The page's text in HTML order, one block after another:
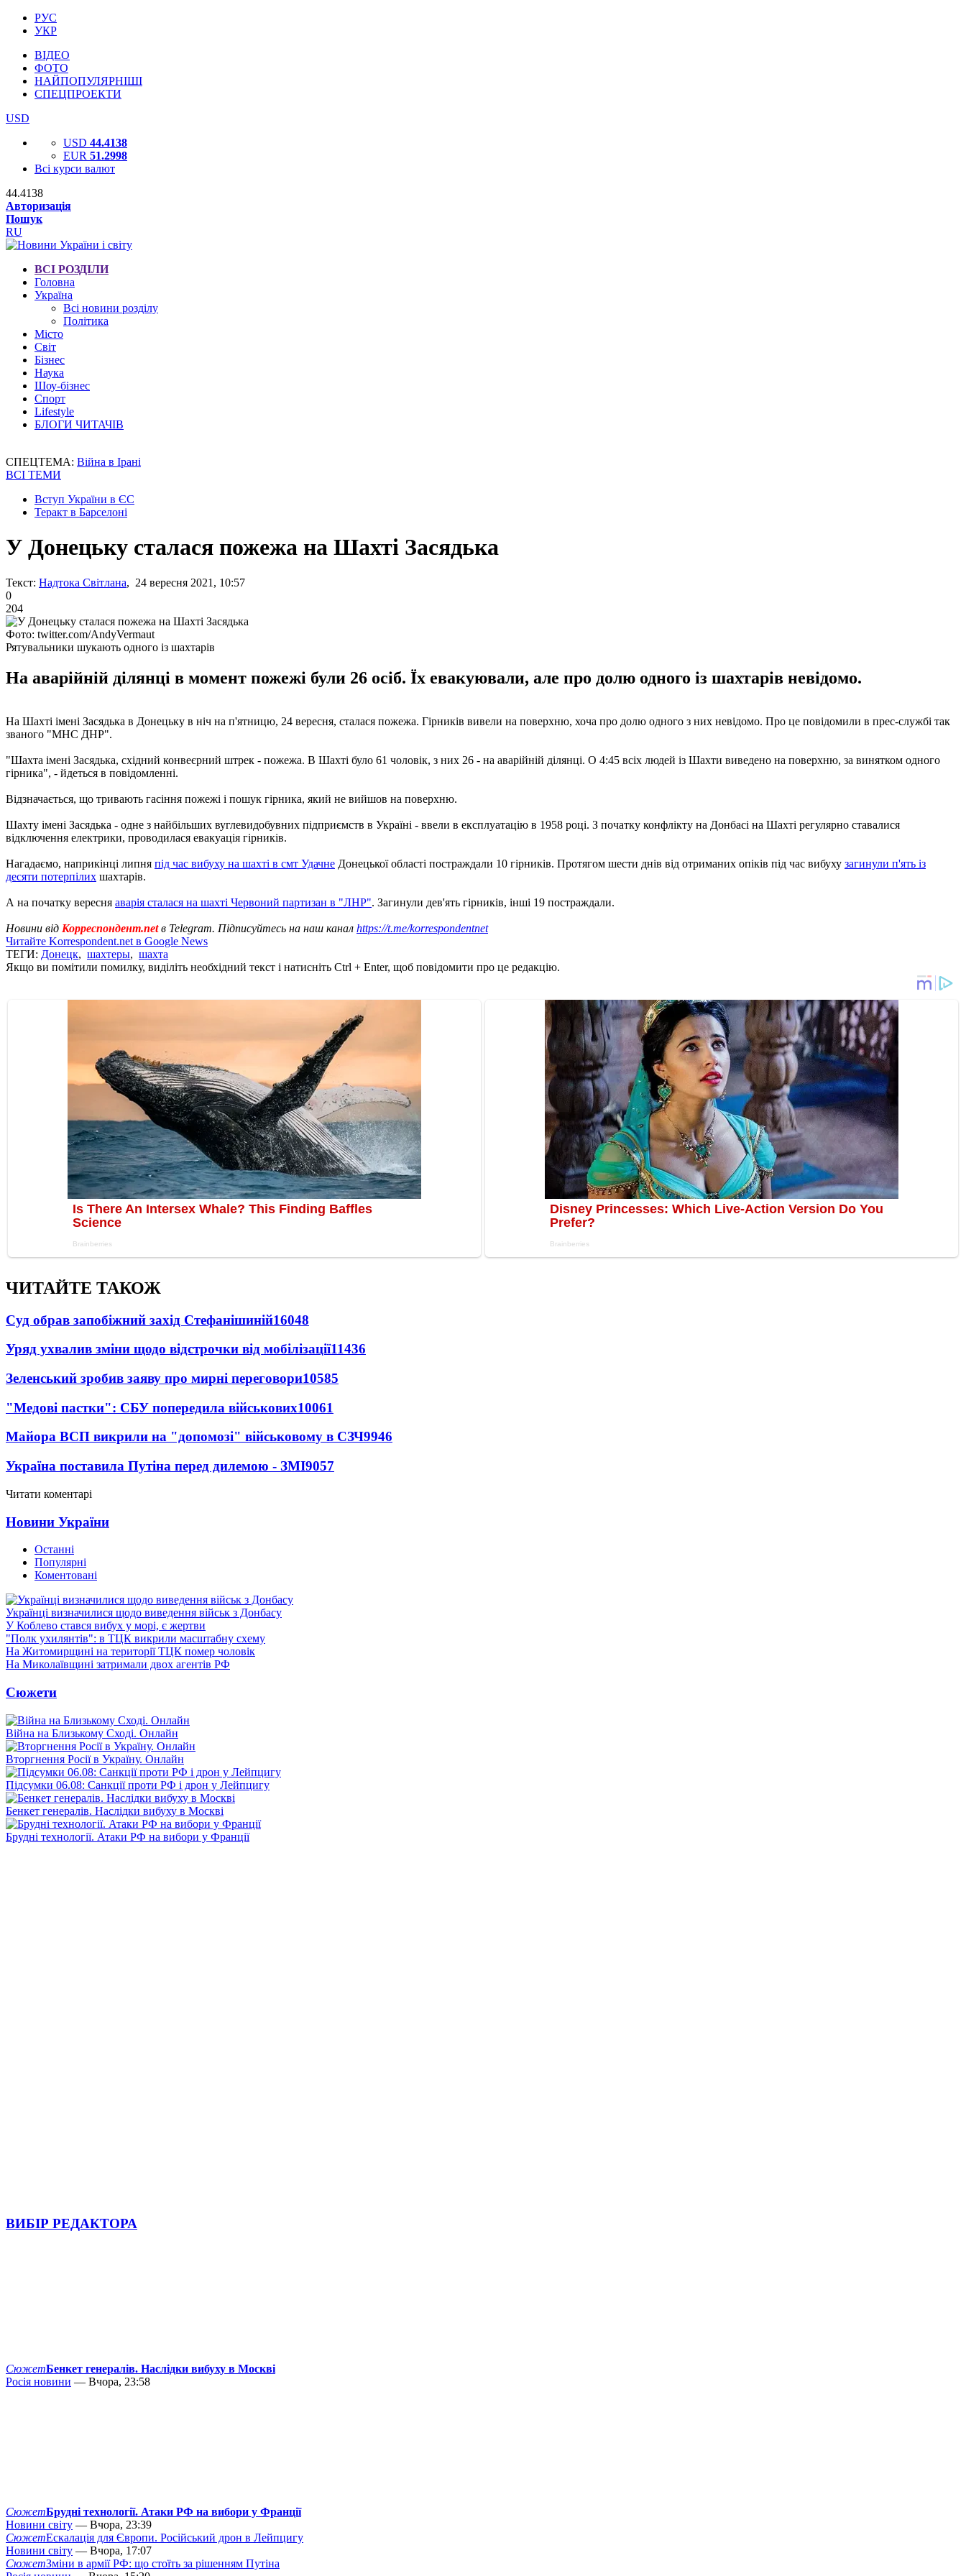
РУС
УКР
ВІДЕО
ФОТО
НАЙПОПУЛЯРНІШІ
СПЕЦПРОЕКТИ
USD
USD 44.4138
EUR 51.2998
Всі курси валют
44.4138
Авторизація
Пошук
RU
ВСІ РОЗДІЛИ
Головна
Україна
Всі новини розділу
Політика
Місто
Світ
Бізнес
Наука
Шоу-бізнес
Спорт
Lifestyle
БЛОГИ ЧИТАЧІВ
СПЕЦТЕМА: Війна в Ірані
ВСІ ТЕМИ
Вступ України в ЄС
Теракт в Барселоні
У Донецьку сталася пожежа на Шахті Засядька
Текст: Надтока Світлана, 24 вересня 2021, 10:57
0
204
Фото: twitter.com/AndyVermaut
Рятувальники шукають одного із шахтарів
На аварійній ділянці в момент пожежі були 26 осіб. Їх евакуювали, але про долю одного із шахтарів невідомо.
На Шахті імені Засядька в Донецьку в ніч на п'ятницю, 24 вересня, сталася пожежа. Гірників вивели на поверхню, хоча про долю одного з них невідомо. Про це повідомили в прес-службі так
званого "МНС ДНР".
"Шахта імені Засядька, східний конвеєрний штрек - пожежа. В Шахті було 61 чоловік, з них 26 - на аварійній ділянці. О 4:45 всіх людей із Шахти виведено на поверхню, за винятком одного
гірника", - йдеться в повідомленні.
Відзначається, що тривають гасіння пожежі і пошук гірника, який не вийшов на поверхню.
Шахту імені Засядька - одне з найбільших вуглевидобувних підприємств в Україні - ввели в експлуатацію в 1958 році. З початку конфлікту на Донбасі на Шахті регулярно ставалися
відключення електрики, проводилася евакуація гірників.
Нагадаємо, наприкінці липня під час вибуху на шахті в смт Удачне Донецької області постраждали 10 гірників. Протягом шести днів від отриманих опіків під час вибуху загинули п'ять із
десяти потерпілих шахтарів.
А на початку вересня аварія сталася на шахті Червоний партизан в "ЛНР". Загинули дев'ять гірників, інші 19 постраждали.
Новини від Корреспондент.netв Telegram. Підписуйтесь на наш канал https://t.me/korrespondentnet
Читайте Korrespondent.net в Google News
ТЕГИ: Донецк, шахтеры, шахта
Якщо ви помітили помилку, виділіть необхідний текст і натисніть Ctrl + Enter, щоб повідомити про це редакцію.
ЧИТАЙТЕ ТАКОЖ
Суд обрав запобіжний захід Стефанішиній16048
Уряд ухвалив зміни щодо відстрочки від мобілізації11436
Зеленський зробив заяву про мирні переговори10585
"Медові пастки": СБУ попередила військових10061
Майора ВСП викрили на "допомозі" військовому в СЗЧ9946
Україна поставила Путіна перед дилемою - ЗМІ9057
Читати коментарі
Новини України
Останні
Популярні
Коментовані
Українці визначилися щодо виведення військ з Донбасу
У Коблево стався вибух у морі, є жертви
"Полк ухилянтів": в ТЦК викрили масштабну схему
На Житомирщині на території ТЦК помер чоловік
На Миколаївщині затримали двох агентів РФ
Сюжети
Війна на Близькому Сході. Онлайн
Вторгнення Росії в Україну. Онлайн
Підсумки 06.08: Санкції проти РФ і дрон у Лейпцигу
Бенкет генералів. Наслідки вибуху в Москві
Брудні технології. Атаки РФ на вибори у Франції
ВИБІР РЕДАКТОРА
СюжетБенкет генералів. Наслідки вибуху в Москві
Росія новини — Вчора, 23:58
СюжетБрудні технології. Атаки РФ на вибори у Франції
Новини світу — Вчора, 23:39
СюжетЕскалація для Європи. Російський дрон в Лейпцигу
Новини світу — Вчора, 17:07
СюжетЗміни в армії РФ: що стоїть за рішенням Путіна